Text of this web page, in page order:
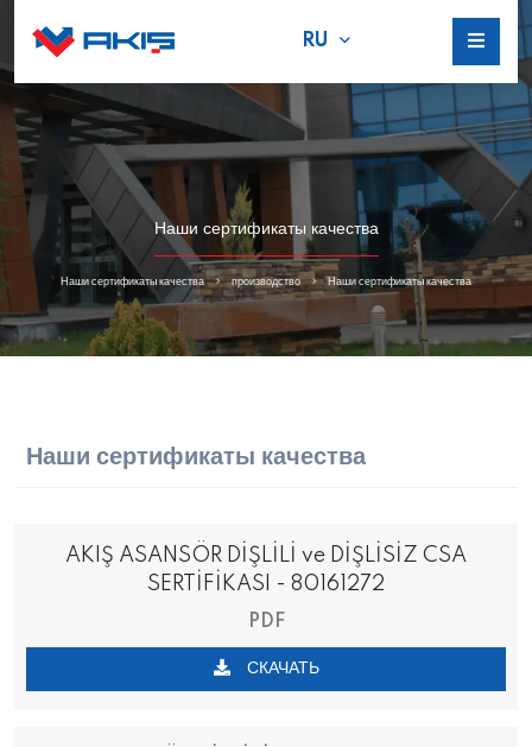
RU
Наши сертификаты качества
Наши сертификаты качества производство Наши сертификаты качества
Наши сертификаты качества
AKIŞ ASANSÖR DİŞLİLİ ve DİŞLİSİZ CSA
SERTİFİKASI - 80161272
PDF
СКАЧАТЬ